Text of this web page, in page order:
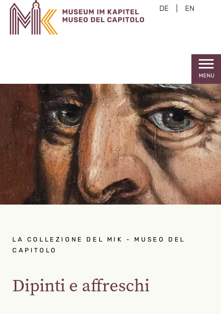
DE EN
MENU
LA COLLEZIONE DEL MIK - MUSEO DEL
CAPITOLO
Dipinti e affreschi